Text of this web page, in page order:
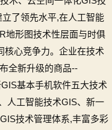
化
等
相
术
（附
调
研
了领先水平,在人工智能
地形图技术性层面与时俱
核心竞争力。企业在技术
全新升级的商品--
基本手机软件五大技术
人工智能技术GIS、新一
技术管理体系,丰富多彩